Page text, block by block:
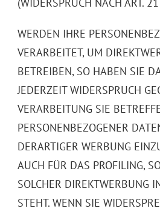
(WIDERSPRUCH NACH ART.
WERDEN IHRE
VERARBEITET, UM
BETREIBEN, SO HABEN SIE
JEDERZEIT WIDERSPRUCH
VERARBEITUNG SIE
PERSONENBEZOGENER
DERARTIGER WERBUNG
AUCH FÜR DAS PROFILING,
SOLCHER DIREKTWERBUNG
STEHT. WENN SIE